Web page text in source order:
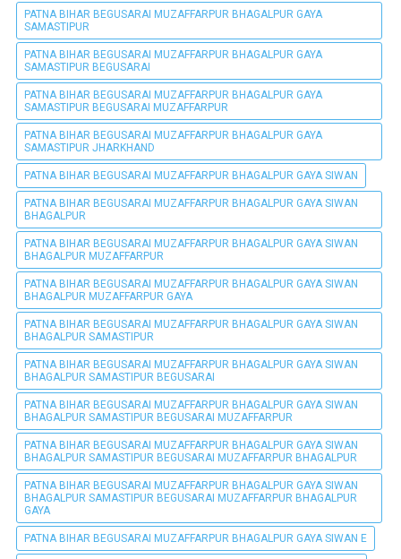
PATNA BIHAR BEGUSARAI MUZAFFARPUR BHAGALPUR GAYA
SAMASTIPUR
PATNA BIHAR BEGUSARAI MUZAFFARPUR BHAGALPUR GAYA
SAMASTIPUR BEGUSARAI
PATNA BIHAR BEGUSARAI MUZAFFARPUR BHAGALPUR GAYA
SAMASTIPUR BEGUSARAI MUZAFFARPUR
PATNA BIHAR BEGUSARAI MUZAFFARPUR BHAGALPUR GAYA
SAMASTIPUR JHARKHAND
PATNA BIHAR BEGUSARAI MUZAFFARPUR BHAGALPUR GAYA SIWAN
PATNA BIHAR BEGUSARAI MUZAFFARPUR BHAGALPUR GAYA SIWAN
BHAGALPUR
PATNA BIHAR BEGUSARAI MUZAFFARPUR BHAGALPUR GAYA SIWAN
BHAGALPUR MUZAFFARPUR
PATNA BIHAR BEGUSARAI MUZAFFARPUR BHAGALPUR GAYA SIWAN
BHAGALPUR MUZAFFARPUR GAYA
PATNA BIHAR BEGUSARAI MUZAFFARPUR BHAGALPUR GAYA SIWAN
BHAGALPUR SAMASTIPUR
PATNA BIHAR BEGUSARAI MUZAFFARPUR BHAGALPUR GAYA SIWAN
BHAGALPUR SAMASTIPUR BEGUSARAI
PATNA BIHAR BEGUSARAI MUZAFFARPUR BHAGALPUR GAYA SIWAN
BHAGALPUR SAMASTIPUR BEGUSARAI MUZAFFARPUR
PATNA BIHAR BEGUSARAI MUZAFFARPUR BHAGALPUR GAYA SIWAN
BHAGALPUR SAMASTIPUR BEGUSARAI MUZAFFARPUR BHAGALPUR
PATNA BIHAR BEGUSARAI MUZAFFARPUR BHAGALPUR GAYA SIWAN
BHAGALPUR SAMASTIPUR BEGUSARAI MUZAFFARPUR BHAGALPUR
GAYA
PATNA BIHAR BEGUSARAI MUZAFFARPUR BHAGALPUR GAYA SIWAN E